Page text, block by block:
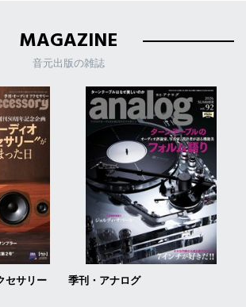
MAGAZINE
音元出版の雑誌
セサリー 季刊・アナログ